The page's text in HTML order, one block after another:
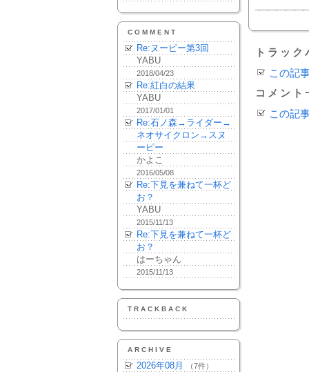
COMMENT
Re:ヌーピー第3回
YABU
2018/04/23
Re:紅白の結果
YABU
2017/01/01
Re:石ノ森→ライダー→
ネオサイクロン→スヌ
ーピー
かよこ
2016/05/08
Re:下見を兼ねて一杯ど
お？
YABU
2015/11/13
Re:下見を兼ねて一杯ど
お？
はーちゃん
2015/11/13
TRACKBACK
ARCHIVE
2026年08月 （7件）
トラッ
この記
コメント
この記